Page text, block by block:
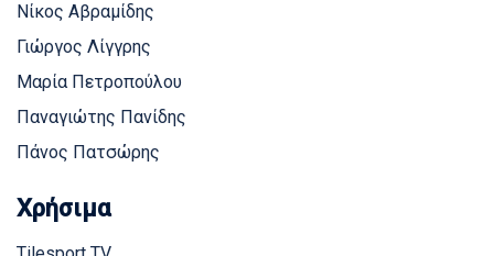
Νίκος Αβραμίδης
Γιώργος Λίγγρης
Μαρία Πετροπούλου
Παναγιώτης Πανίδης
Πάνος Πατσώρης
Χρήσιμα